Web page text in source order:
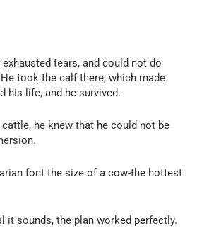
tears, and could not do
took the calf there, which made
his life, and he survived.
he knew that he could not be
font the size of a cow-the hottest
it sounds, the plan worked perfectly.